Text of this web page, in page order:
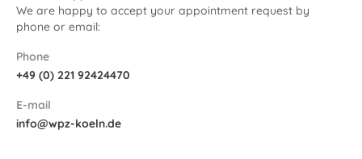
We are happy to accept your appointment request by
phone or email:
Phone
+49 (0) 221 92424470
E-mail
info@wpz-koeln.de